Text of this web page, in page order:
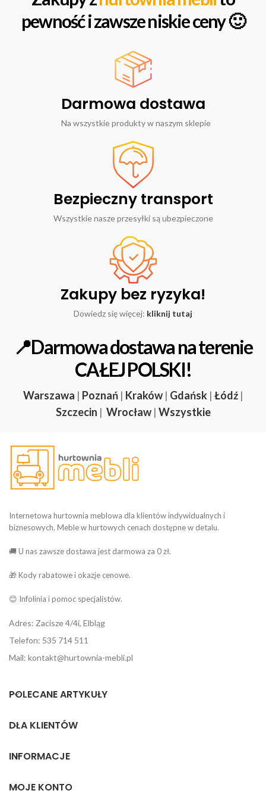
pewność i zawsze niskie ceny 🙂
Darmowa dostawa
Na wszystkie produkty w naszym sklepie
Bezpieczny transport
Wszystkie nasze przesyłki są ubezpieczone
Zakupy bez ryzyka!
Dowiedz się więcej: kliknij tutaj
📍Darmowa dostawa na terenie
CAŁEJ POLSKI!
Warszawa | Poznań | Kraków | Gdańsk | Łódź |
Szczecin | Wrocław | Wszystkie
Internetowa hurtownia meblowa dla klientów indywidualnych i
biznesowych. Meble w hurtowych cenach dostępne w detalu.
🚚 U nas zawsze dostawa jest darmowa za 0 zł.
🎁 Kody rabatowe i okazje cenowe.
😊 Infolinia i pomoc specjalistów.
Adres: Zacisze 4/4i, Elbląg
Telefon: 535 714 511
Mail: kontakt@hurtownia-mebli.pl
POLECANE ARTYKUŁY
DLA KLIENTÓW
INFORMACJE
MOJE KONTO